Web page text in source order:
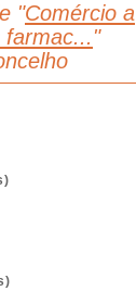
"Comércio a
"